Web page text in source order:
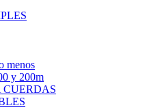
menos
y 200m
CUERDAS